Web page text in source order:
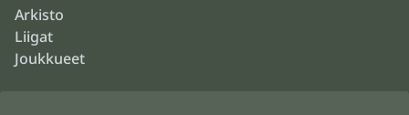
Arkisto
Liigat
Joukkueet